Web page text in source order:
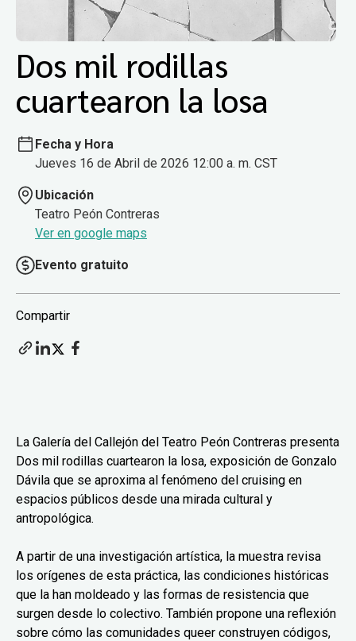
Dos mil rodillas
cuartearon la losa
Fecha y Hora
Jueves 16 de Abril de 2026 12:00 a. m. CST
Ubicación
Teatro Peón Contreras
Ver en google maps
Evento gratuito
Compartir
La Galería del Callejón del Teatro Peón Contreras presenta
Dos mil rodillas cuartearon la losa, exposición de Gonzalo
Dávila que se aproxima al fenómeno del cruising en
espacios públicos desde una mirada cultural y
antropológica.
A partir de una investigación artística, la muestra revisa
los orígenes de esta práctica, las condiciones históricas
que la han moldeado y las formas de resistencia que
surgen desde lo colectivo. También propone una reflexión
sobre cómo las comunidades queer construyen códigos,